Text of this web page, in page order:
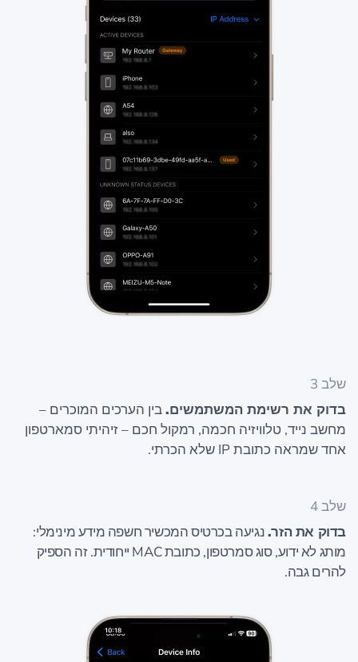
שלב 3
בדוק את רשימת המשתמשים.בין הערכים המוכרים –
מחשב נייד, טלוויזיה חכמה, רמקול חכם – זיהיתי סמארטפון
אחד שמראה כתובת IP שלא הכרתי.
שלב 4
בדוק את הזר.נגיעה בכרטיס המכשיר חשפה מידע מינימלי:
מותג לא ידוע, סוג סמרטפון, כתובת MAC ייחודית. זה הספיק
להרים גבה.